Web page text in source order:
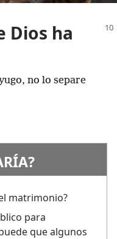
Dios ha
no lo separe
matrimonio?
para
que algunos